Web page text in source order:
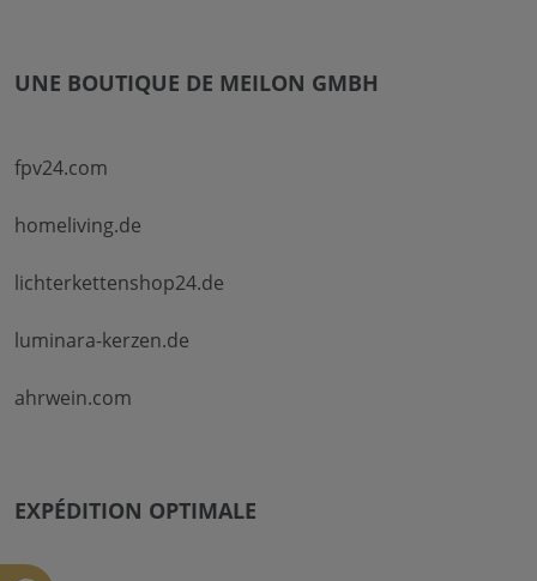
UNE BOUTIQUE DE MEILON GMBH
fpv24.com
homeliving.de
lichterkettenshop24.de
luminara-kerzen.de
ahrwein.com
EXPÉDITION OPTIMALE